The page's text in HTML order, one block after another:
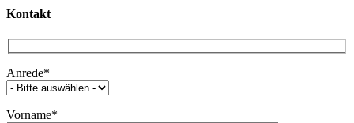
Kontakt
Anrede*
Vorname*